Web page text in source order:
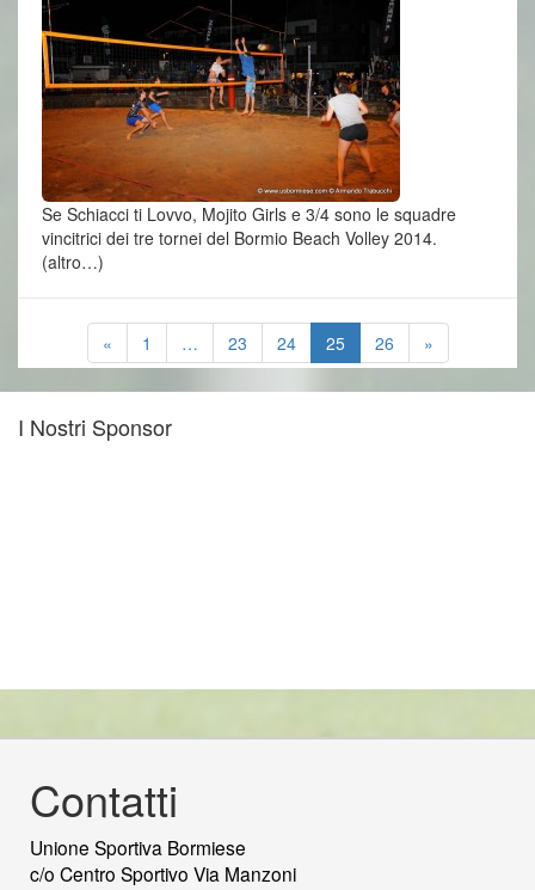
Se Schiacci ti Lovvo, Mojito Girls e 3/4 sono le squadre
vincitrici dei tre tornei del Bormio Beach Volley 2014.
(altro…)
« 1 … 23 24 25 26 »
I Nostri Sponsor
Contatti
Unione Sportiva Bormiese
c/o Centro Sportivo Via Manzoni